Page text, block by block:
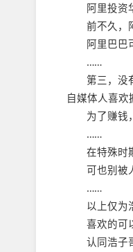
阿里投资
前不久，
阿里巴巴
……
第三，没
自媒体人喜
为了赚钱
……
在特殊时
可也别被
……
以上仅为
喜欢的可
认同浩子